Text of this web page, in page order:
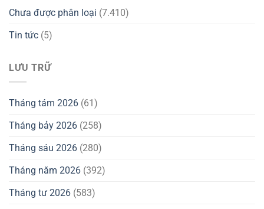
Chưa được phân loại (7.410)
Tin tức (5)
LƯU TRỮ
Tháng tám 2026 (61)
Tháng bảy 2026 (258)
Tháng sáu 2026 (280)
Tháng năm 2026 (392)
Tháng tư 2026 (583)